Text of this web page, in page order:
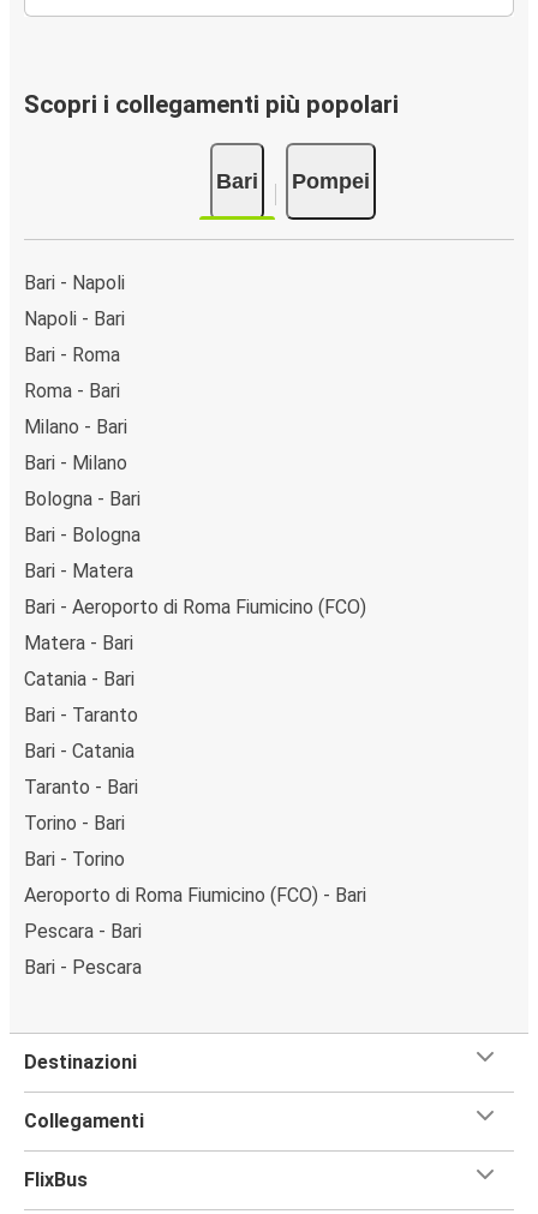
Scopri i collegamenti più popolari
Bari Pompei
Bari - Napoli
Napoli - Bari
Bari - Roma
Roma - Bari
Milano - Bari
Bari - Milano
Bologna - Bari
Bari - Bologna
Bari - Matera
Bari - Aeroporto di Roma Fiumicino (FCO)
Matera - Bari
Catania - Bari
Bari - Taranto
Bari - Catania
Taranto - Bari
Torino - Bari
Bari - Torino
Aeroporto di Roma Fiumicino (FCO) - Bari
Pescara - Bari
Bari - Pescara
Destinazioni
Collegamenti
FlixBus